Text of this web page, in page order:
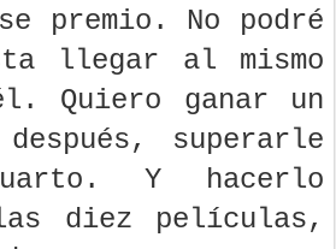
premio. No podré
llegar al mismo
Quiero ganar un
superarle
Y hacerlo
diez películas,